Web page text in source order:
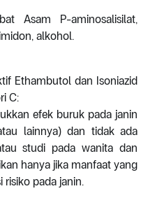
Asam P-aminosalisilat,
alkohol.
Ethambutol dan Isoniazid
C:
efek buruk pada janin
lainnya) dan tidak ada
studi pada wanita dan
hanya jika manfaat yang
risiko pada janin.